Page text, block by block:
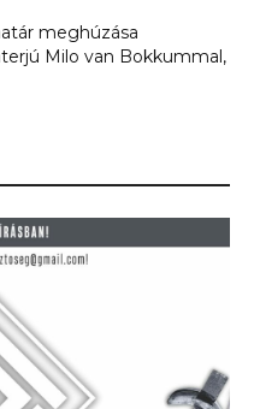
meghúzása
Milo van Bokkummal,